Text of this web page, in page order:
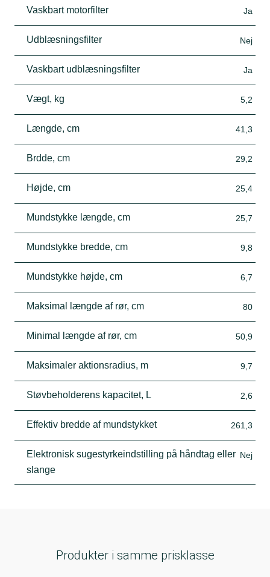
Vaskbart motorfilter Ja
Udblæsningsfilter Nej
Vaskbart udblæsningsfilter Ja
Vægt, kg 5,2
Længde, cm 41,3
Brdde, cm 29,2
Højde, cm 25,4
Mundstykke længde, cm 25,7
Mundstykke bredde, cm 9,8
Mundstykke højde, cm 6,7
Maksimal længde af rør, cm 80
Minimal længde af rør, cm 50,9
Maksimaler aktionsradius, m 9,7
Støvbeholderens kapacitet, L 2,6
Effektiv bredde af mundstykket 261,3
Elektronisk sugestyrkeindstilling på håndtag eller
slange
Nej
Produkter i samme prisklasse